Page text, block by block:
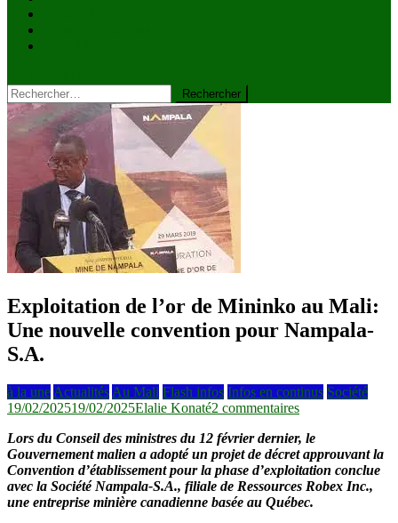
Rechercher :
Exploitation de l’or de Mininko au Mali:
Une nouvelle convention pour Nampala-
S.A.
à la une Actualités Au Mali Flash infos Infos en continus Société
19/02/202519/02/2025Elalie Konaté2 commentairessur
de
l’or
de
Mininko
au
Lors du Conseil des ministres du 12 février dernier, le
Gouvernement malien a adopté un projet de décret approuvant la
Convention d’établissement pour la phase d’exploitation conclue
avec la Société Nampala-S.A., filiale de Ressources Robex Inc.,
une entreprise minière canadienne basée au Québec.